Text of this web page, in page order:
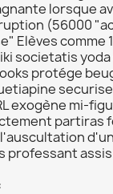
lorsque
(56000
Elèves comme
societatis
protége
securise
exogène mi-
partiras
professant